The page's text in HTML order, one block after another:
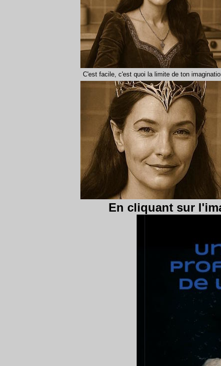
C'est facile, c'est quoi la limite de ton
En cliquant sur